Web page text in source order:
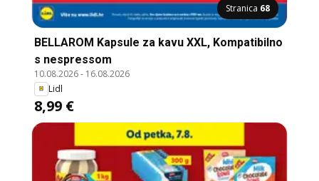
Stranica 68
BELLAROM Kapsule za kavu XXL, Kompatibilno
s nespressom
10.08.2026- 16.08.2026
Lidl
8,99 €